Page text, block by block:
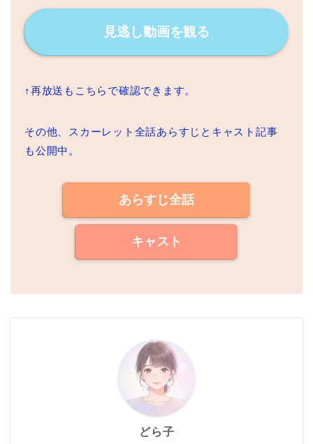
見逃し動画を観る
↑再放送もこちらで確認できます。
その他、スカーレット全話あらすじとキャスト記事
も公開中。
あらすじ全話
キャスト
どら子